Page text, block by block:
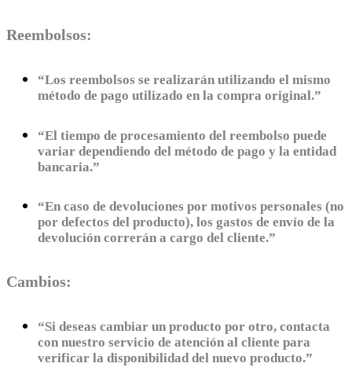
Reembolsos:
“Los reembolsos se realizarán utilizando el mismo
método de pago utilizado en la compra original.”
“El tiempo de procesamiento del reembolso puede
variar dependiendo del método de pago y la entidad
bancaria.”
“En caso de devoluciones por motivos personales (no
por defectos del producto), los gastos de envío de la
devolución correrán a cargo del cliente.”
Cambios:
“Si deseas cambiar un producto por otro, contacta
con nuestro servicio de atención al cliente para
verificar la disponibilidad del nuevo producto.”